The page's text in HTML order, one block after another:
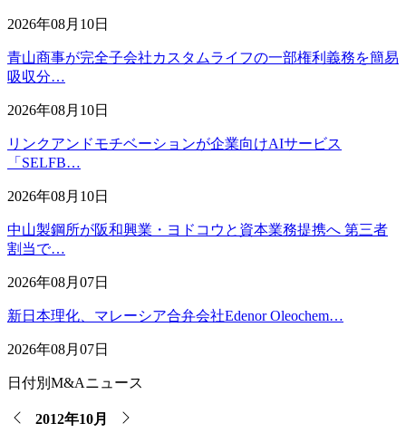
2026年08月10日
青山商事が完全子会社カスタムライフの一部権利義務を簡易
吸収分…
2026年08月10日
リンクアンドモチベーションが企業向けAIサービス
「SELFB…
2026年08月10日
中山製鋼所が阪和興業・ヨドコウと資本業務提携へ 第三者
割当で…
2026年08月07日
新日本理化、マレーシア合弁会社Edenor Oleochem…
2026年08月07日
日付別M&Aニュース
2012年10月